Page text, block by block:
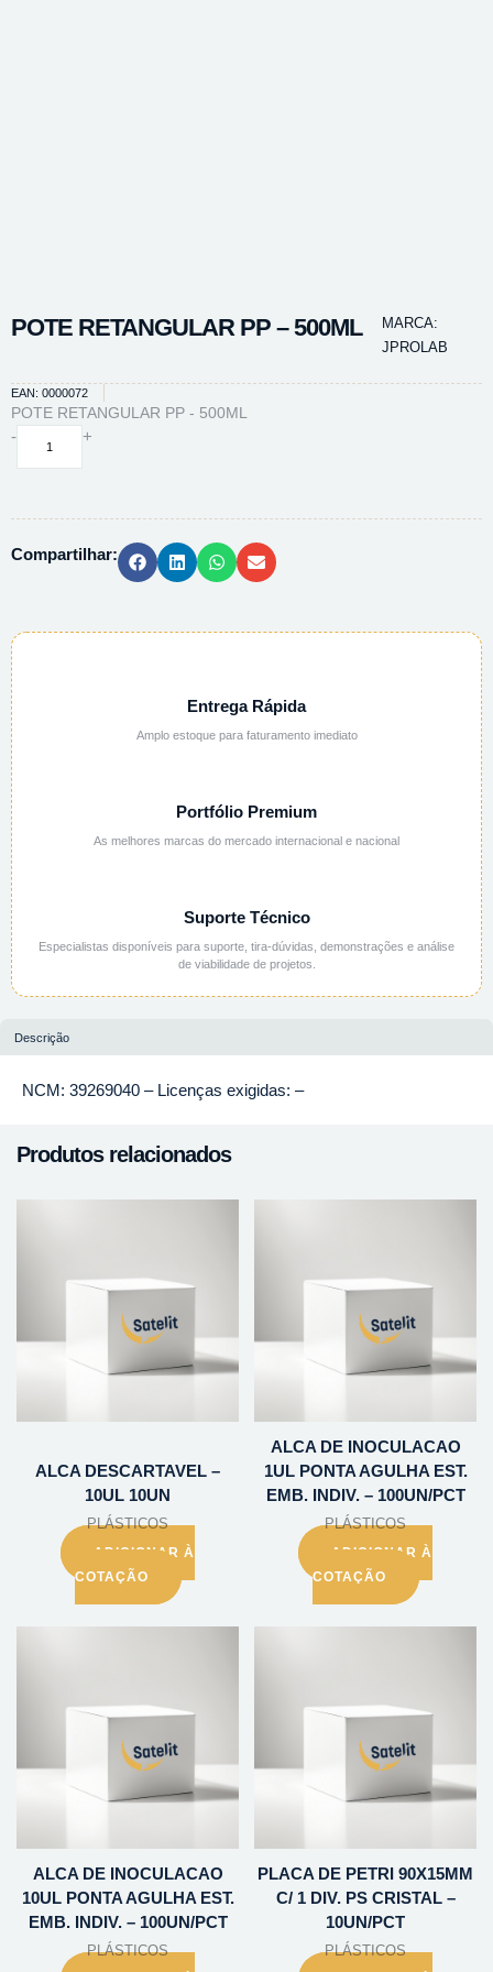
POTE RETANGULAR PP – 500ML
MARCA:
JPROLAB
EAN: 0000072
POTE RETANGULAR PP - 500ML
-
POTE
quantidade
+
Compartilhar:
Entrega Rápida
Amplo estoque para faturamento imediato
Portfólio Premium
As melhores marcas do mercado internacional e nacional
Suporte Técnico
Especialistas disponíveis para suporte, tira-dúvidas, demonstrações e análise
de viabilidade de projetos.
Descrição
NCM: 39269040 – Licenças exigidas: –
Produtos relacionados
ALCA DESCARTAVEL –
10UL 10UN
PLÁSTICOS
ADICIONAR À
COTAÇÃO
ALCA DE INOCULACAO
1UL PONTA AGULHA EST.
EMB. INDIV. – 100UN/PCT
PLÁSTICOS
ADICIONAR À
COTAÇÃO
ALCA DE INOCULACAO
10UL PONTA AGULHA EST.
EMB. INDIV. – 100UN/PCT
PLÁSTICOS
PLACA DE PETRI 90X15MM
C/ 1 DIV. PS CRISTAL –
10UN/PCT
PLÁSTICOS